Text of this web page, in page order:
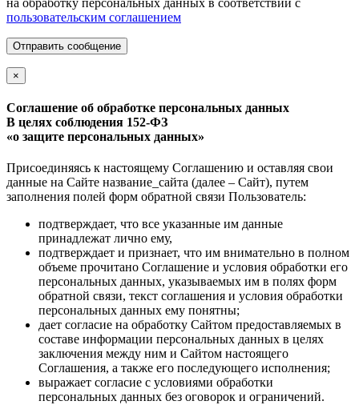
на обработку персональных данных в соответствии с
пользовательским соглашением
Отправить сообщение
×
Соглашение об обработке персональных данных
В целях соблюдения 152-ФЗ
«о защите персональных данных»
Присоединяясь к настоящему Соглашению и оставляя свои
данные на Сайте название_сайта (далее – Сайт), путем
заполнения полей форм обратной связи Пользователь:
подтверждает, что все указанные им данные
принадлежат лично ему,
подтверждает и признает, что им внимательно в полном
объеме прочитано Соглашение и условия обработки его
персональных данных, указываемых им в полях форм
обратной связи, текст соглашения и условия обработки
персональных данных ему понятны;
дает согласие на обработку Сайтом предоставляемых в
составе информации персональных данных в целях
заключения между ним и Сайтом настоящего
Соглашения, а также его последующего исполнения;
выражает согласие с условиями обработки
персональных данных без оговорок и ограничений.